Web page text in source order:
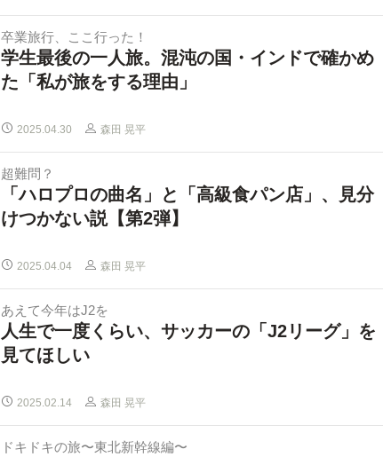
卒業旅行、ここ行った！
学生最後の一人旅。混沌の国・インドで確かめ
た「私が旅をする理由」
2025.04.30 森田 晃平
超難問？
「ハロプロの曲名」と「高級食パン店」、見分
けつかない説【第2弾】
2025.04.04 森田 晃平
あえて今年はJ2を
人生で一度くらい、サッカーの「J2リーグ」を
見てほしい
2025.02.14 森田 晃平
ドキドキの旅〜東北新幹線編〜